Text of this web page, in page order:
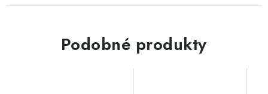
Podobné produkty